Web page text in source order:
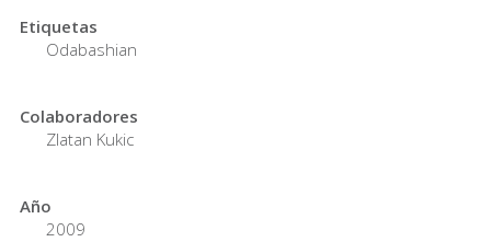
Etiquetas
Odabashian
Colaboradores
Zlatan Kukic
Año
2009